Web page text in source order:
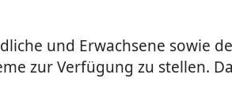
und Erwachsene sowie
zur Verfügung zu stellen.